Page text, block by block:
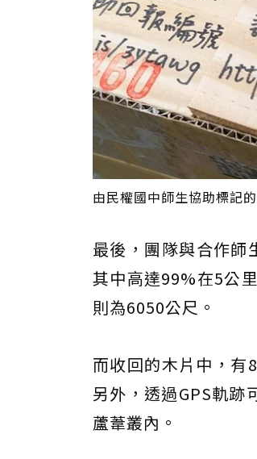
由民權國中師生協助標記
最後，團隊與合作師
其中高達99%在5公
則為6050公尺。
而收回的木片中，有
另外，透過GPS軌跡
蘆葦叢內。